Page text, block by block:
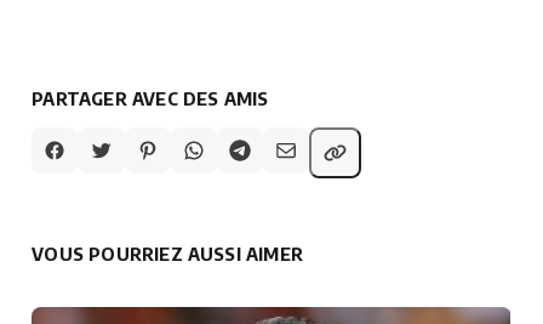
PARTAGER AVEC DES AMIS
VOUS POURRIEZ AUSSI AIMER